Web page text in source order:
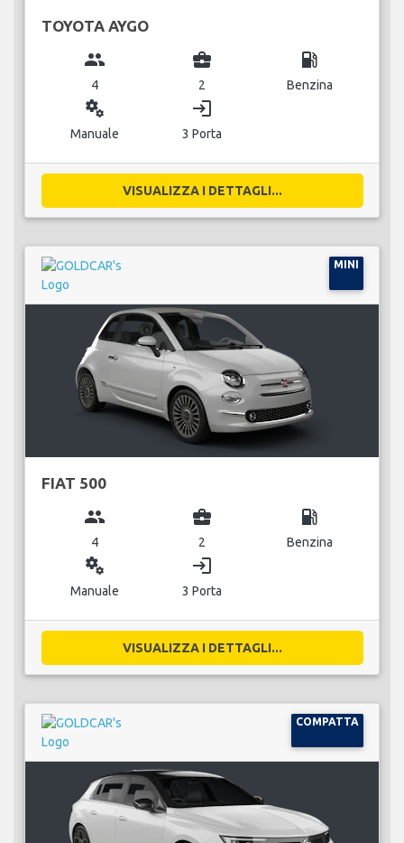
TOYOTA AYGO
group
4
business_center
2
local_gas_station
Benzina
miscellaneous_services
Manuale
login
3 Porta
VISUALIZZA I DETTAGLI...
MINI
FIAT 500
group
4
business_center
2
local_gas_station
Benzina
miscellaneous_services
Manuale
login
3 Porta
VISUALIZZA I DETTAGLI...
COMPATTA